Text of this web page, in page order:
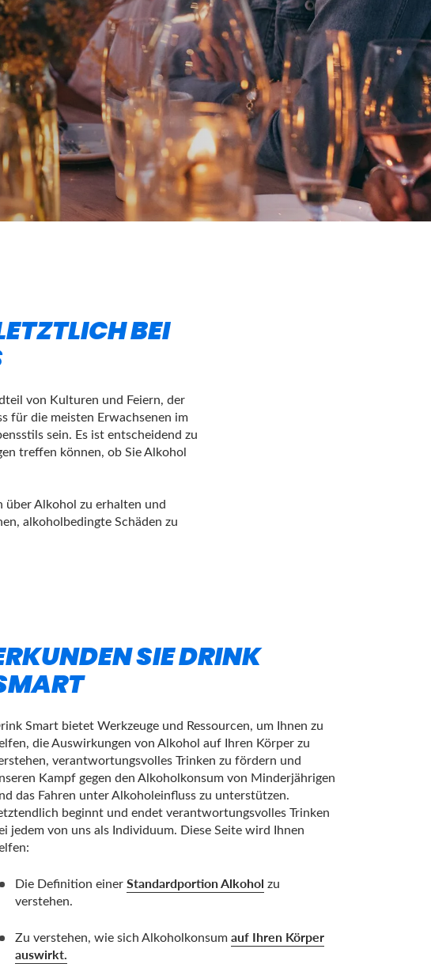
BEI
von Kulturen und Feiern, der
für die meisten Erwachsenen im
sein. Es ist entscheidend zu
treffen können, ob Sie Alkohol
über Alkohol zu erhalten und
alkoholbedingte Schäden zu
SIE DRINK
Smart bietet Werkzeuge und Ressourcen, um Ihnen zu
die Auswirkungen von Alkohol auf Ihren Körper zu
verantwortungsvolles Trinken zu fördern und
Kampf gegen den Alkoholkonsum von Minderjährigen
das Fahren unter Alkoholeinfluss zu unterstützen.
beginnt und endet verantwortungsvolles Trinken
jedem von uns als Individuum. Diese Seite wird Ihnen
Die Definition einerStandardportion Alkohol zu
verstehen.
Zu verstehen, wie sich Alkoholkonsumauf Ihren Körper
auswirkt.